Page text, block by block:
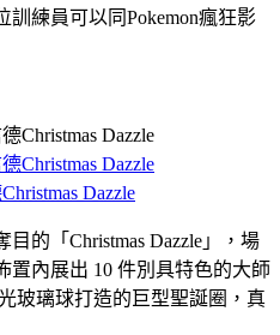
訓練員可以同Pokemon瘋狂影
Dazzle
的「Christmas Dazzle」，場
置內展出 10 件別具特色的大師
玻璃球打造的巨型聖誕圈，真